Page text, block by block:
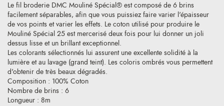
Le fil broderie DMC Mouliné Spécial® est composé de 6 brins
facilement séparables, afin que vous puissiez faire varier l'épaisseur
de vos points et varier les effets. Le coton utilisé pour produire le
Mouliné Spécial 25 est mercerisé deux fois pour lui donner un joli
dessus lisse et un brillant exceptionnel.
Les colorants sélectionnés lui assurent une excellente solidité à la
lumière et au lavage (grand teint). Les coloris ombrés vous permettent
d'obtenir de très beaux dégradés.
Composition : 100% Coton
Nombre de brins : 6
Longueur : 8m